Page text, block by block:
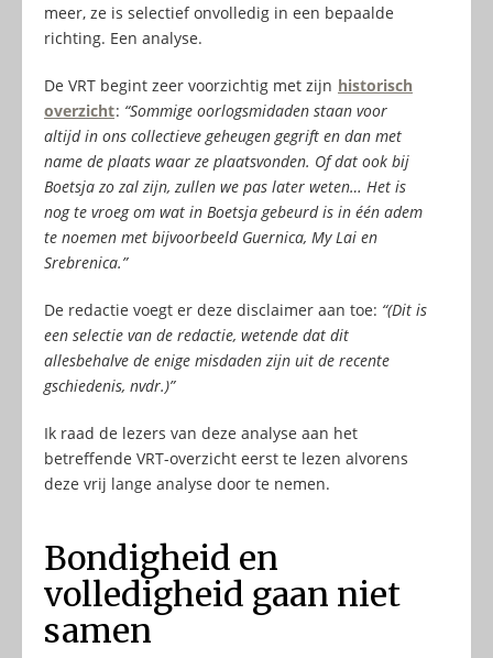
meer, ze is selectief onvolledig in een bepaalde
richting. Een analyse.
De VRT begint zeer voorzichtig met zijn historisch
overzicht: “Sommige oorlogsmidaden staan voor
altijd in ons collectieve geheugen gegrift en dan met
name de plaats waar ze plaatsvonden. Of dat ook bij
Boetsja zo zal zijn, zullen we pas later weten… Het is
nog te vroeg om wat in Boetsja gebeurd is in één adem
te noemen met bijvoorbeeld Guernica, My Lai en
Srebrenica.”
De redactie voegt er deze disclaimer aan toe: “(Dit is
een selectie van de redactie, wetende dat dit
allesbehalve de enige misdaden zijn uit de recente
gschiedenis, nvdr.)”
Ik raad de lezers van deze analyse aan het
betreffende VRT-overzicht eerst te lezen alvorens
deze vrij lange analyse door te nemen.
Bondigheid en
volledigheid gaan niet
samen